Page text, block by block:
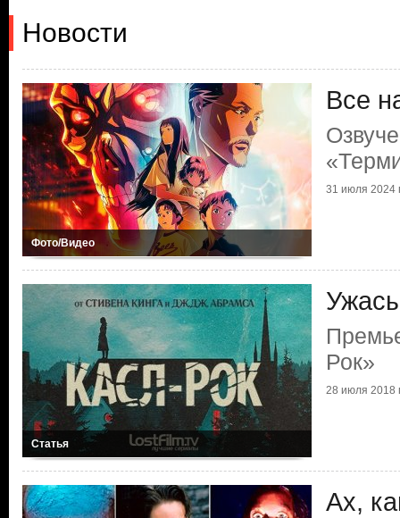
Новости
Фото/Видео
Все
31 июля 2024
Статья
Рок»
28 июля 2018
Ах,